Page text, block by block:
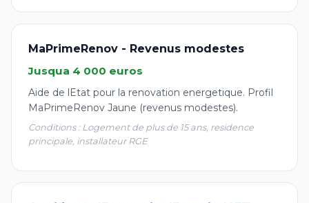
MaPrimeRenov - Revenus modestes
Jusqua 4 000 euros
Aide de lEtat pour la renovation energetique. Profil
MaPrimeRenov Jaune (revenus modestes).
Conditions : Logement de plus de 15 ans, residence
principale, installateur RGE